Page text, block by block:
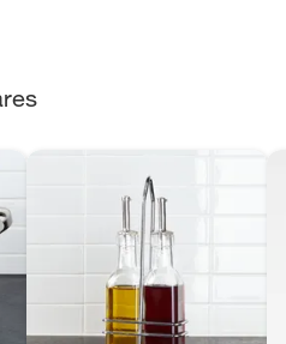
previamente instalados.